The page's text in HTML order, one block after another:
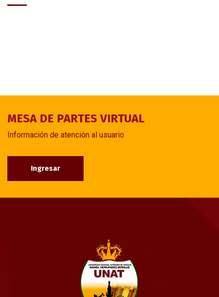
MESA DE PARTES VIRTUAL
Información de atención al usuario
Ingresar